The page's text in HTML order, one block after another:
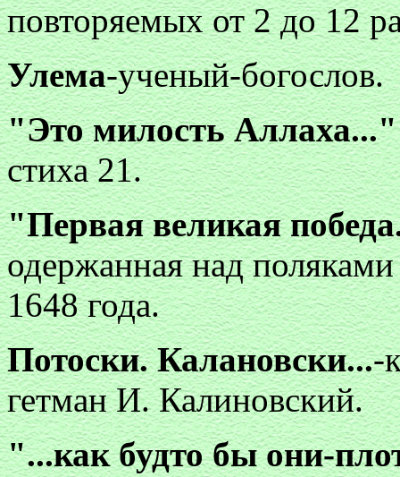
повторяемых от 2 до 12
Улема-ученый-богослов.
"Это милость Аллаха..."
стиха 21.
"Первая великая
одержанная над
1648 года.
Потоски. Калановски...-
гетман И. Калиновский.
"...как будто бы они-